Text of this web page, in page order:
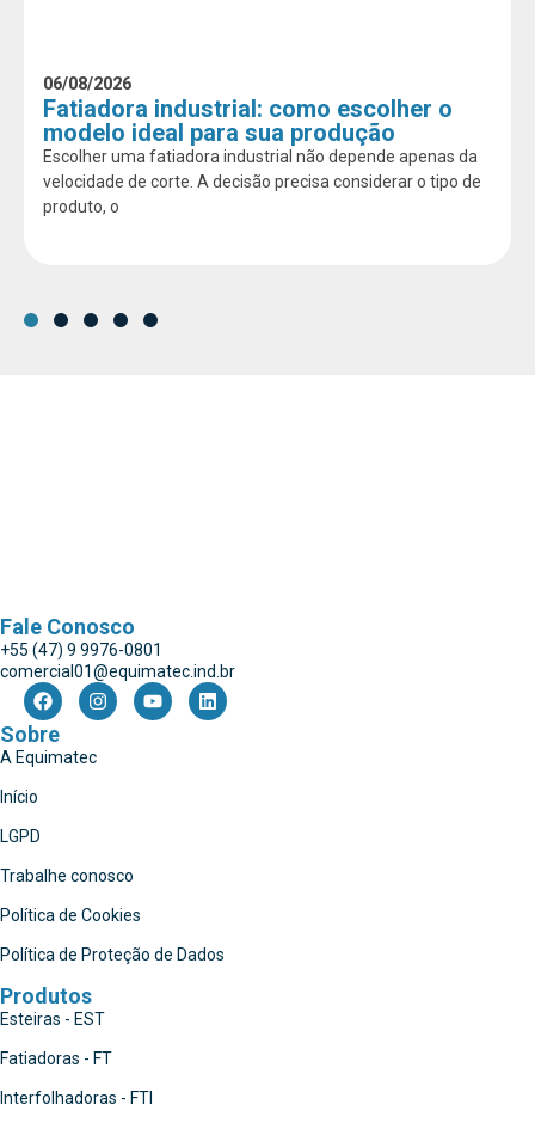
06/08/2026
Fatiadora industrial: como escolher o
modelo ideal para sua produção
Escolher uma fatiadora industrial não depende apenas da
velocidade de corte. A decisão precisa considerar o tipo de
produto, o
Fale Conosco
+55 (47) 9 9976-0801
comercial01@equimatec.ind.br
Sobre
A Equimatec
Início
LGPD
Trabalhe conosco
Política de Cookies
Política de Proteção de Dados
Produtos
Esteiras - EST
Fatiadoras - FT
Interfolhadoras - FTI